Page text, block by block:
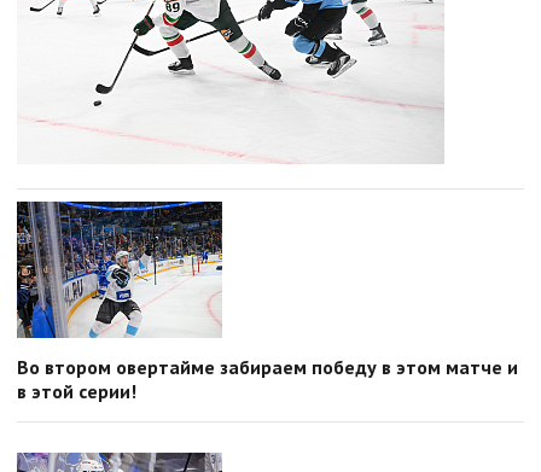
Во втором овертайме забираем победу в этом матче и
в этой серии!